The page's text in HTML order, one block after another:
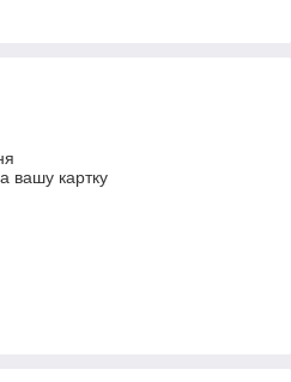
вашу картку